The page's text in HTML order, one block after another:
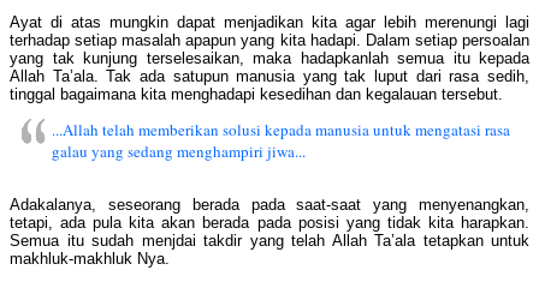
Ayat di atas mungkin dapat menjadikan kita agar lebih merenungi lagi
terhadap setiap masalah apapun yang kita hadapi. Dalam setiap persoalan
yang tak kunjung terselesaikan, maka hadapkanlah semua itu kepada
Allah Ta’ala. Tak ada satupun manusia yang tak luput dari rasa sedih,
tinggal bagaimana kita menghadapi kesedihan dan kegalauan tersebut.
...Allah telah memberikan solusi kepada manusia untuk mengatasi rasa
galau yang sedang menghampiri jiwa...
Adakalanya, seseorang berada pada saat-saat yang menyenangkan,
tetapi, ada pula kita akan berada pada posisi yang tidak kita harapkan.
Semua itu sudah menjdai takdir yang telah Allah Ta’ala tetapkan untuk
makhluk-makhluk Nya.